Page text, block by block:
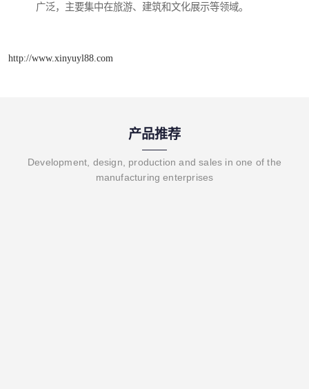
广泛，主要集中在旅游、建筑和文化展示等领域。
http://www.xinyuyl88.com
产品推荐
Development, design, production and sales in one of the
manufacturing enterprises